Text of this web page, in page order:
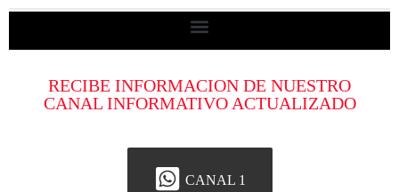
RECIBE INFORMACION DE NUESTRO
CANAL INFORMATIVO ACTUALIZADO
CANAL 1